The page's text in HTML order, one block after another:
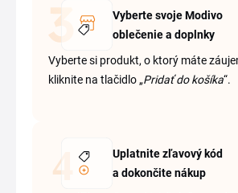
Vyberte svoje Modivo
oblečenie a doplnky
Vyberte si produkt, o ktorý máte
kliknite na tlačidlo „Pridať do košíka“.
Uplatnite zľavový kód
a dokončite nákup